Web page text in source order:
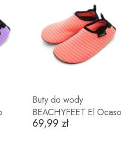
Buty do wody
BEACHYFEET El Ocaso
Cena
69,99 zł